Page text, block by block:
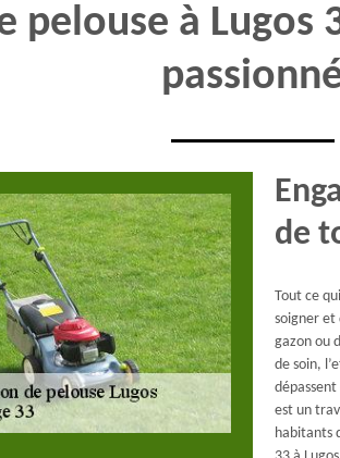
pelouse à Lugos
de
Tout ce
soigner et
gazon ou
de soin,
dépassent
est un
habitants